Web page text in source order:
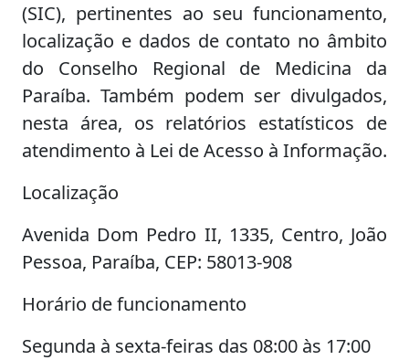
(SIC), pertinentes ao seu funcionamento,
localização e dados de contato no âmbito
do Conselho Regional de Medicina da
Paraíba. Também podem ser divulgados,
nesta área, os relatórios estatísticos de
atendimento à Lei de Acesso à Informação.
Localização
Avenida Dom Pedro II, 1335, Centro, João
Pessoa, Paraíba, CEP: 58013-908
Horário de funcionamento
Segunda à sexta-feiras das 08:00 às 17:00